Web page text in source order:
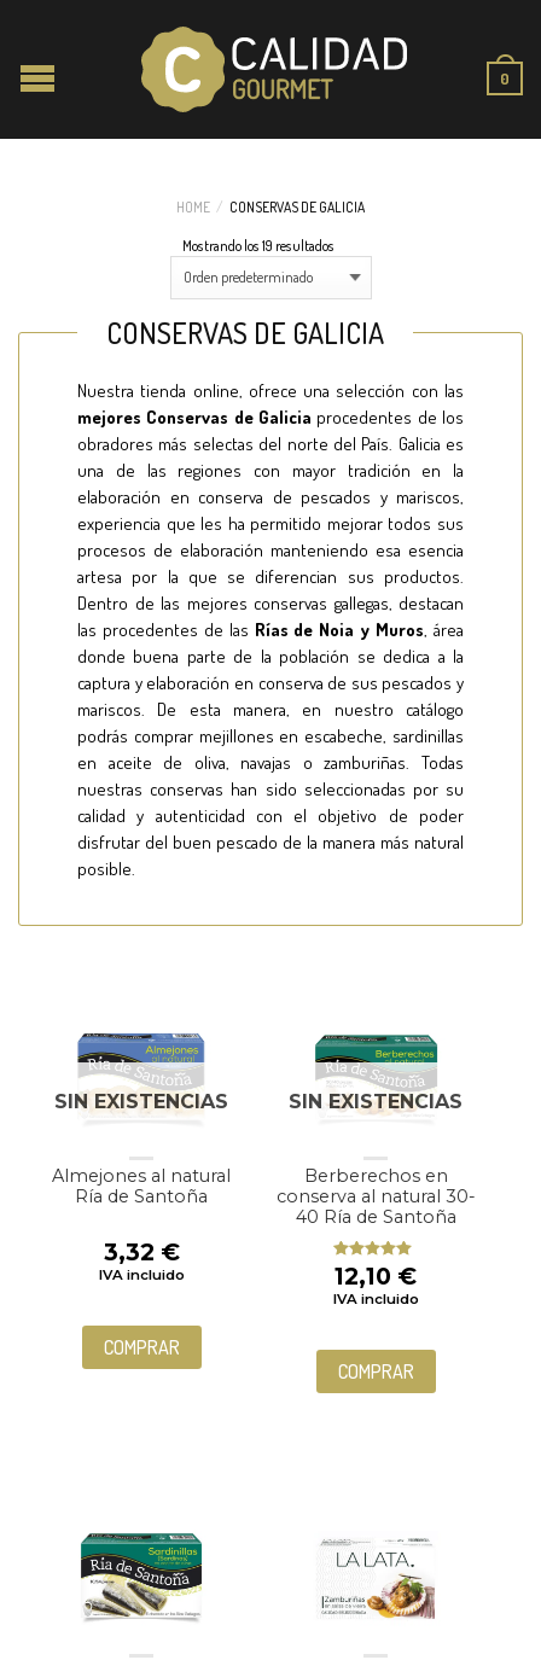
0
HOME / CONSERVAS DE GALICIA
Mostrando los 19 resultados
CONSERVAS DE GALICIA
Nuestra tienda online, ofrece una selección con las
mejores Conservas de Galicia procedentes de los
obradores más selectas del norte del País. Galicia es
una de las regiones con mayor tradición en la
elaboración en conserva de pescados y mariscos,
experiencia que les ha permitido mejorar todos sus
procesos de elaboración manteniendo esa esencia
artesa por la que se diferencian sus productos.
Dentro de las mejores conservas gallegas, destacan
las procedentes de las Rías de Noia y Muros, área
donde buena parte de la población se dedica a la
captura y elaboración en conserva de sus pescados y
mariscos. De esta manera, en nuestro catálogo
podrás comprar mejillones en escabeche, sardinillas
en aceite de oliva, navajas o zamburiñas. Todas
nuestras conservas han sido seleccionadas por su
calidad y autenticidad con el objetivo de poder
disfrutar del buen pescado de la manera más natural
posible.
SIN EXISTENCIAS
Almejones al natural
Ría de Santoña
3,32 €
IVA incluido
COMPRAR
SIN EXISTENCIAS
Berberechos en
conserva al natural 30-
40 Ría de Santoña
Valorado
con 5.00
de
5
12,10 €
IVA incluido
COMPRAR